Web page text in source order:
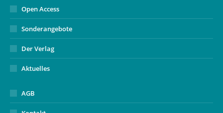
Open Access
Sonderangebote
Der Verlag
Aktuelles
AGB